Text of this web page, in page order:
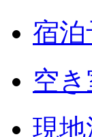
宿
空
現